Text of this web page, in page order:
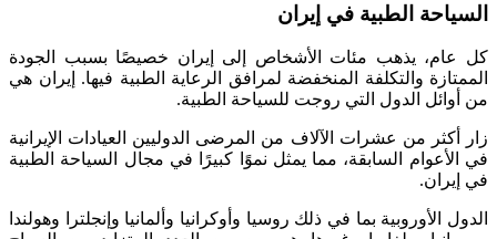
السياحة الطبية في إيران
كل عام، يذهب مئات الأشخاص إلى إيران خصيصًا بسبب الجودة
الممتازة والتكلفة المنخفضة لمرافق الرعاية الطبية فيها. إيران هي
من أوائل الدول التي روجت للسياحة الطبية.
زار أكثر من عشرات الآلاف من المرضى الدوليين العيادات الإيرانية
في الأعوام السابقة، مما يمثل نموًا كبيرًا في مجال السياحة الطبية
في إيران.
الدول الأوروبية بما في ذلك روسيا وأوكرانيا وألمانيا وإنجلترا وهولندا